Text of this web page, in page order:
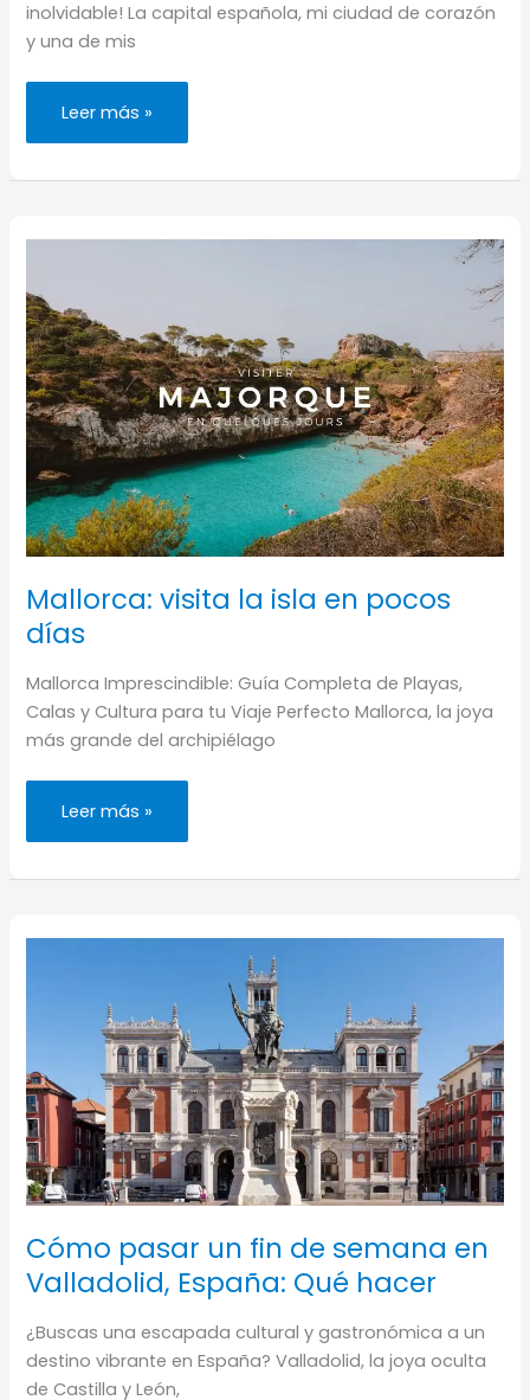
inolvidable! La capital española, mi ciudad de corazón
y una de mis
Madrid,
imprescindible
pocos
Leer más »
Mallorca: visita la isla en pocos
días
Mallorca Imprescindible: Guía Completa de Playas,
Calas y Cultura para tu Viaje Perfecto Mallorca, la joya
más grande del archipiélago
Mallorca:
la
en
Leer más »
Cómo pasar un fin de semana en
Valladolid, España: Qué hacer
¿Buscas una escapada cultural y gastronómica a un
destino vibrante en España? Valladolid, la joya oculta
de Castilla y León,